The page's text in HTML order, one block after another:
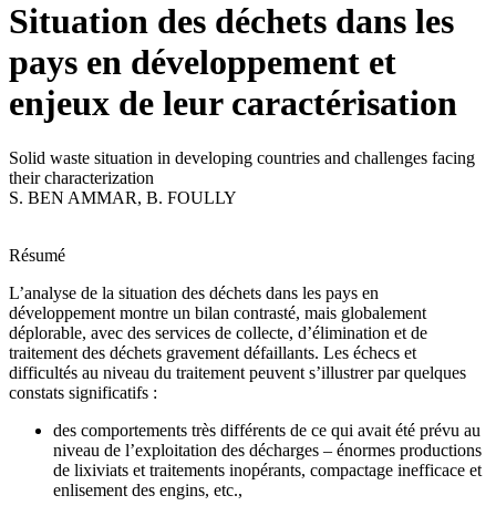
Situation des déchets dans les
pays en développement et
enjeux de leur caractérisation
Solid waste situation in developing countries and challenges facing
their characterization
S. BEN AMMAR, B. FOULLY
Résumé
L’analyse de la situation des déchets dans les pays en
développement montre un bilan contrasté, mais globalement
déplorable, avec des services de collecte, d’élimination et de
traitement des déchets gravement défaillants. Les échecs et
difficultés au niveau du traitement peuvent s’illustrer par quelques
constats significatifs :
des comportements très différents de ce qui avait été prévu au
niveau de l’exploitation des décharges – énormes productions
de lixiviats et traitements inopérants, compactage inefficace et
enlisement des engins, etc.,